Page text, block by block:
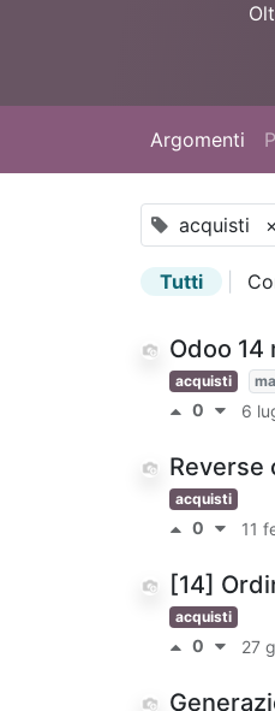
Argomenti
acquisti ×
Tutti
Odoo 14
acquisti
0 6
Reverse
acquisti
0 11
[14]
acquisti
0 27